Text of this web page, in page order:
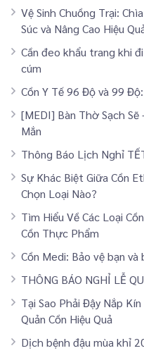
Vệ Sinh Chuồng Trại:
Súc và Nâng Cao Hiệu
Cần đeo khẩu trang khi
cúm
Cồn Y Tế 96 Độ và 99
[MEDI] Bàn Thờ Sạch
Mắn
Thông Báo Lịch Nghỉ
Sự Khác Biệt Giữa Cồn
Chọn Loại Nào?
Tìm Hiểu Về Các Loại
Cồn Thực Phẩm
Cồn Medi: Bảo vệ bạn
THÔNG BÁO NGHỈ LỄ
Tại Sao Phải Đậy Nắp
Quản Cồn Hiệu Quả
Dịch bệnh đậu mùa khỉ